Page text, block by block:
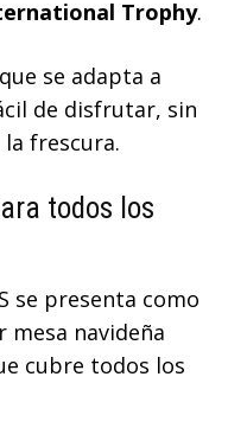
Trophy.
se adapta a
de disfrutar, sin
frescura.
todos los
se presenta como
mesa navideña
cubre todos los